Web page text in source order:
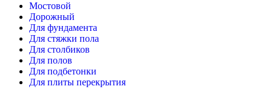
Мостовой
Дорожный
Для фундамента
Для стяжки пола
Для столбиков
Для полов
Для подбетонки
Для плиты перекрытия